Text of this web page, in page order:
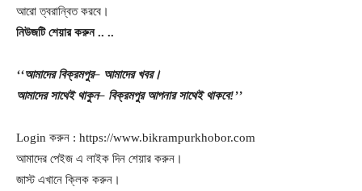
আরো ত্বরান্বিত করবে।
নিউজটি শেয়ার করুন.. ..
‘‘আমাদের বিক্রমপুর– আমাদের খবর।
আমাদের সাথেই থাকুন– বিক্রমপুর আপনার সাথেই থাকবে!’’
Login করুন : https://www.bikrampurkhobor.com
আমাদের পেইজ এ লাইক দিন শেয়ার করুন।
জাস্ট এখানে ক্লিক করুন।